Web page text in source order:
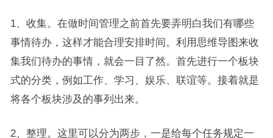
1、收集。在做时间管理之前首先要弄明白我们有哪些
事情待办，这样才能合理安排时间。利用思维导图来收
集我们待办的事情，就会一目了然。首先进行一个板块
式的分类，例如工作、学习、娱乐、联谊等。接着就是
将各个板块涉及的事列出来。
2、整理。这里可以分为两步，一是给每个任务规定一